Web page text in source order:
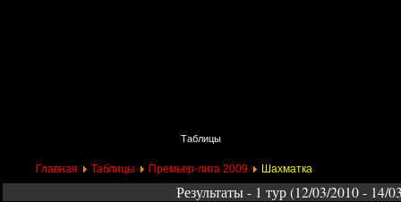
Таблицы
Главная Таблицы Премьер-лига 2009 Шахматка
Результаты - 1 тур (12/03/2010 - 14/